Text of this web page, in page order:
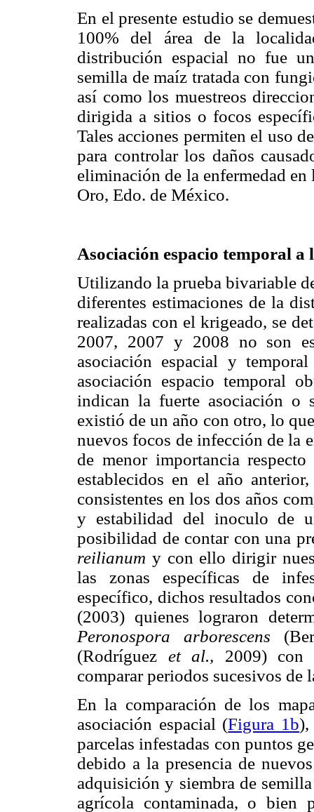
En el presente estudio se
100% del área de la
distribución espacial no fue
semilla de maíz tratada con
así como los muestreos
dirigida a sitios o focos
Tales acciones permiten el uso
para controlar los daños
eliminación de la enfermedad
Oro, Edo. de México.
Asociación espacio temporal a
Utilizando la prueba bivariable
diferentes estimaciones de la
realizadas con el krigeado, se
2007, 2007 y 2008 no son
asociación espacial y
asociación espacio temporal
indican la fuerte asociación o
existió de un año con otro, lo
nuevos focos de infección de la
de menor importancia
establecidos en el año
consistentes en los dos años
y estabilidad del inoculo de
posibilidad de contar con una
reilianum y con ello dirigir
las zonas específicas de
específico, dichos resultados
(2003) quienes lograron
Peronospora arborescens
(Rodríguez et al., 2009) con
comparar periodos sucesivos de
En la comparación de los
asociación espacial (Figura 1b),
parcelas infestadas con puntos
debido a la presencia de
adquisición y siembra de
agrícola contaminada, o